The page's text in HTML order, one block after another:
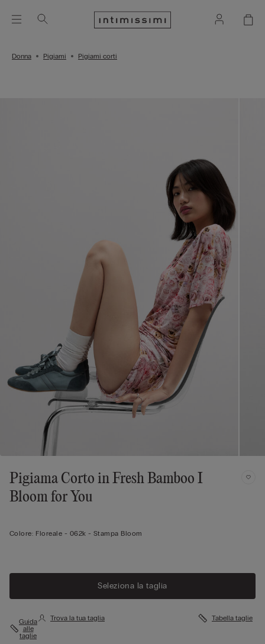
Donna Pigiami Pigiami corti
Pigiama Corto in Fresh Bamboo I
Bloom for You
Colore: Floreale - 062k - Stampa Bloom
Seleziona la taglia
Guida
alle
taglie
Trova la tua taglia Tabella taglie